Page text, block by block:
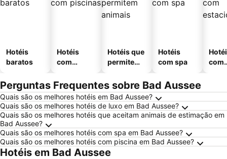
Hotéis
baratos
Hotéis
com
Hotéis que
permitem
Hotéis
com spa
com
Perguntas Frequentes sobre Bad Aussee
Quais são os melhores hotéis em Bad Aussee?
Quais são os melhores hotéis de luxo em Bad Aussee?
Quais são os melhores hotéis que aceitam animais de estimação em
Bad Aussee?
Quais são os melhores hotéis com spa em Bad Aussee?
Quais são os melhores hotéis com piscina em Bad Aussee?
Hotéis em Bad Aussee